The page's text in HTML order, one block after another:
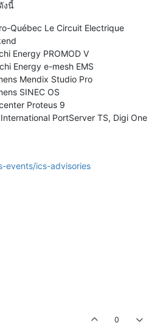
งนี้
Québec Le Circuit Electrique
Energy PROMOD V
Energy e-mesh EMS
Mendix Studio Pro
SINEC OS
Proteus 9
PortServer TS, Digi One
events/ics-advisories
0